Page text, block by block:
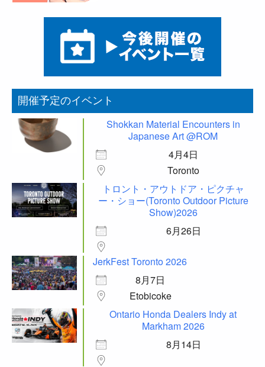
開催予定のイベント
Shokkan Material Encounters in
Japanese Art @ROM
4月4日
Toronto
トロント・アウトドア・ピクチャ
ー・ショー(Toronto Outdoor Picture
Show)2026
6月26日
JerkFest Toronto 2026
8月7日
Etobicoke
Ontario Honda Dealers Indy at
Markham 2026
8月14日